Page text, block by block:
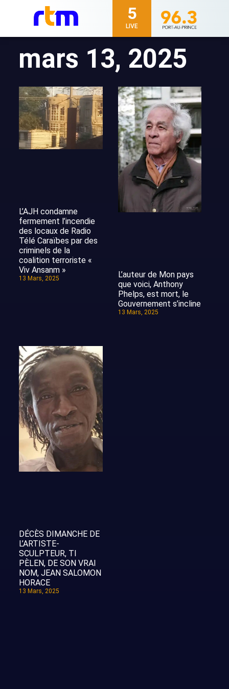
5
LIVE
mars 13, 2025
L’AJH condamne
fermement l’incendie
des locaux de Radio
Télé Caraïbes par des
criminels de la
coalition terroriste «
Viv Ansanm »
13 Mars, 2025
L’auteur de Mon pays
que voici, Anthony
Phelps, est mort, le
Gouvernement s’incline
13 Mars, 2025
DÉCÈS DIMANCHE DE
L’ARTISTE-
SCULPTEUR, TI
PÈLEN, DE SON VRAI
NOM, JEAN SALOMON
HORACE
13 Mars, 2025